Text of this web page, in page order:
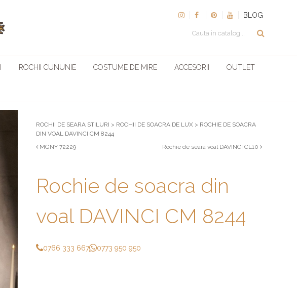
BLOG
ROCHII CUNUNIE COSTUME DE MIRE ACCESORII OUTLET
ROCHII DE SEARA STILURI > ROCHII DE SOACRA DE LUX > ROCHIE DE SOACRA
DIN VOAL DAVINCI CM 8244
MGNY 72229
Rochie de seara voal DAVINCI CL10
Rochie de soacra din
voal DAVINCI CM 8244
0766 333 667 0773 950 950